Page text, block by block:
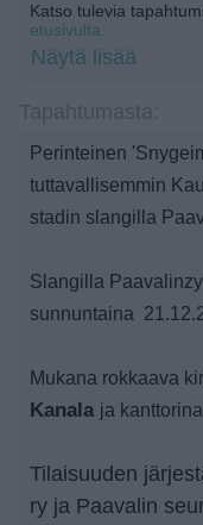
Katso tulevia
etusivulta.
Näytä lisää
Perinteinen
tuttavallisemmin
stadin slangilla
Slangilla
sunnuntaina
Mukana rokkaava
Kanala ja kanttorina
Tilaisuuden
ry ja Paavalin